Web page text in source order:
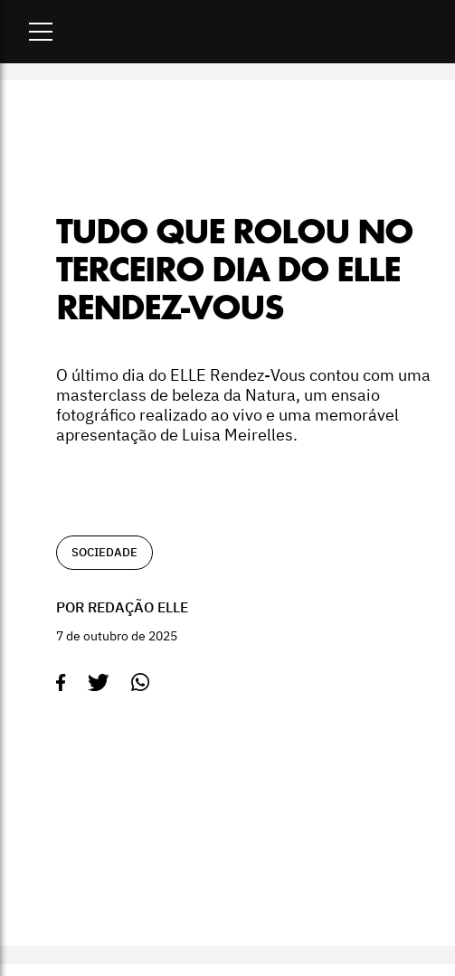
TUDO QUE ROLOU NO
TERCEIRO DIA DO ELLE
RENDEZ-VOUS
O último dia do ELLE Rendez-Vous contou com uma
masterclass de beleza da Natura, um ensaio
fotográfico realizado ao vivo e uma memorável
apresentação de Luisa Meirelles.
SOCIEDADE
POR REDAÇÃO ELLE
7 de outubro de 2025